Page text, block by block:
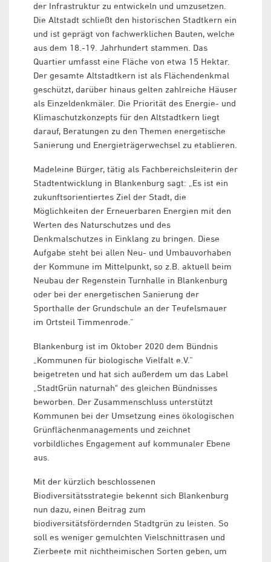
der Infrastruktur zu entwickeln und umzusetzen.
Die Altstadt schließt den historischen Stadtkern ein
und ist geprägt von fachwerklichen Bauten, welche
aus dem 18.-19. Jahrhundert stammen. Das
Quartier umfasst eine Fläche von etwa 15 Hektar.
Der gesamte Altstadtkern ist als Flächendenkmal
geschützt, darüber hinaus gelten zahlreiche Häuser
als Einzeldenkmäler. Die Priorität des Energie- und
Klimaschutzkonzepts für den Altstadtkern liegt
darauf, Beratungen zu den Themen energetische
Sanierung und Energieträgerwechsel zu etablieren.
Madeleine Bürger, tätig als Fachbereichsleiterin der
Stadtentwicklung in Blankenburg sagt: „Es ist ein
zukunftsorientiertes Ziel der Stadt, die
Möglichkeiten der Erneuerbaren Energien mit den
Werten des Naturschutzes und des
Denkmalschutzes in Einklang zu bringen. Diese
Aufgabe steht bei allen Neu- und Umbauvorhaben
der Kommune im Mittelpunkt, so z.B. aktuell beim
Neubau der Regenstein Turnhalle in Blankenburg
oder bei der energetischen Sanierung der
Sporthalle der Grundschule an der Teufelsmauer
im Ortsteil Timmenrode.“
Blankenburg ist im Oktober 2020 dem Bündnis
„Kommunen für biologische Vielfalt e.V.“
beigetreten und hat sich außerdem um das Label
„StadtGrün naturnah" des gleichen Bündnisses
beworben. Der Zusammenschluss unterstützt
Kommunen bei der Umsetzung eines ökologischen
Grünflächenmanagements und zeichnet
vorbildliches Engagement auf kommunaler Ebene
aus.
Mit der kürzlich beschlossenen
Biodiversitätsstrategie bekennt sich Blankenburg
nun dazu, einen Beitrag zum
biodiversitätsfördernden Stadtgrün zu leisten. So
soll es weniger gemulchten Vielschnittrasen und
Zierbeete mit nichtheimischen Sorten geben, um